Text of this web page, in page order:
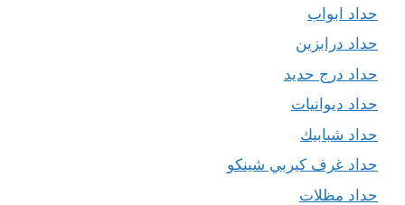
حداد ابواب
حداد درابزين
حداد درج حديد
حداد ديوانيات
حداد شبابيك
حداد غرف كيربي شينكو
حداد مظلات